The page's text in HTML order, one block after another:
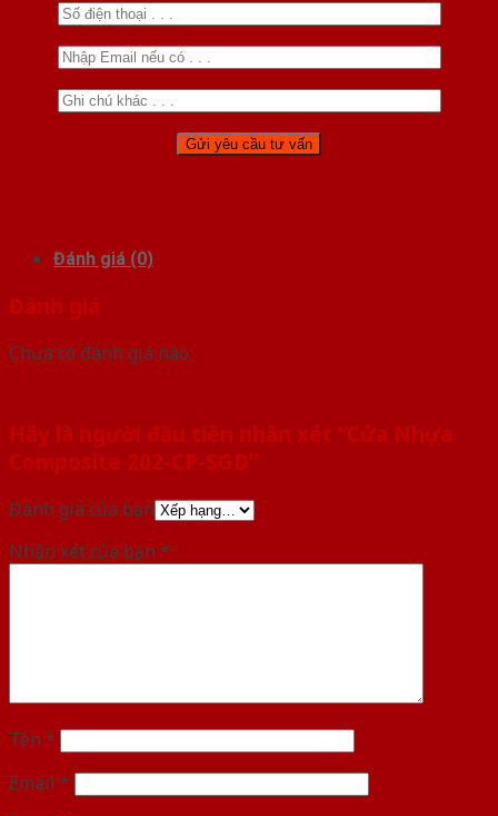
Đánh giá (0)
Đánh giá
Chưa có đánh giá nào.
Hãy là người đầu tiên nhận xét “Cửa Nhựa
Composite 202-CP-SGD”
Đánh giá của bạn
Nhận xét của bạn *
Tên *
Email *